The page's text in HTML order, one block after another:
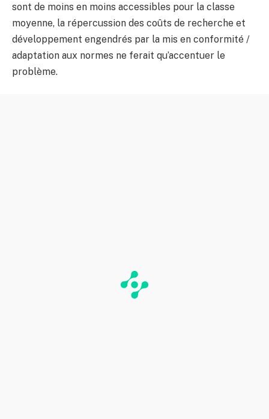
sont de moins en moins accessibles pour la classe
moyenne, la répercussion des coûts de recherche et
développement engendrés par la mis en conformité /
adaptation aux normes ne ferait qu’accentuer le
problème.